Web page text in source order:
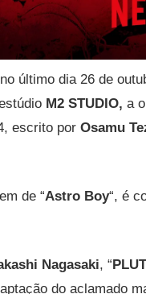
no último dia 26 de
M2 STUDIO,a
escrito porOsamu
de “Astro Boy“, é
Nagasaki, “
do aclamado